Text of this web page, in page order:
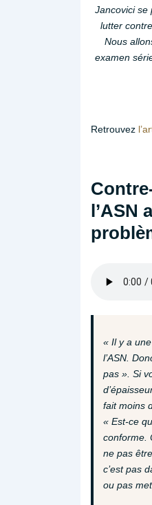
Jancovici se
lutter
Nous
examen
Retrouvez
l’ASN
« Il y a
l’ASN.
pas ». Si
fait moins
« Est-ce
conforme.
ne pas
c’est pas
ou pas